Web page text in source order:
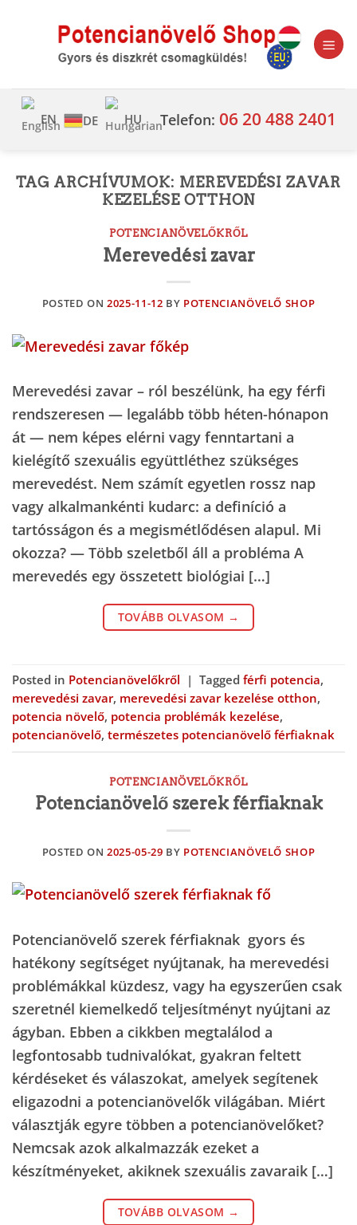
EN DE HU Telefon: 06 20 488 2401
TAG ARCHÍVUMOK: MEREVEDÉSI ZAVAR
KEZELÉSE OTTHON
POTENCIANÖVELŐKRŐL
Merevedési zavar
POSTED ON2025-11-12 BY POTENCIANÖVELŐ SHOP
Merevedési zavar – ról beszélünk, ha egy férfi
rendszeresen — legalább több héten-hónapon
át — nem képes elérni vagy fenntartani a
kielégítő szexuális együttléthez szükséges
merevedést. Nem számít egyetlen rossz nap
vagy alkalmankénti kudarc: a definíció a
tartósságon és a megismétlődésen alapul. Mi
okozza? — Több szeletből áll a probléma A
merevedés egy összetett biológiai […]
TOVÁBB OLVASOM →
Posted in Potencianövelőkről | Tagged férfi potencia,
merevedési zavar, merevedési zavar kezelése otthon,
potencia növelő, potencia problémák kezelése,
potencianövelő, természetes potencianövelő férfiaknak
POTENCIANÖVELŐKRŐL
Potencianövelő szerek férfiaknak
POSTED ON2025-05-29 BY POTENCIANÖVELŐ SHOP
Potencianövelő szerek férfiaknak gyors és
hatékony segítséget nyújtanak, ha merevedési
problémákkal küzdesz, vagy ha egyszerűen csak
szeretnél kiemelkedő teljesítményt nyújtani az
ágyban. Ebben a cikkben megtalálod a
legfontosabb tudnivalókat, gyakran feltett
kérdéseket és válaszokat, amelyek segítenek
eligazodni a potencianövelők világában. Miért
választják egyre többen a potencianövelőket?
Nemcsak azok alkalmazzák ezeket a
készítményeket, akiknek szexuális zavaraik […]
TOVÁBB OLVASOM →